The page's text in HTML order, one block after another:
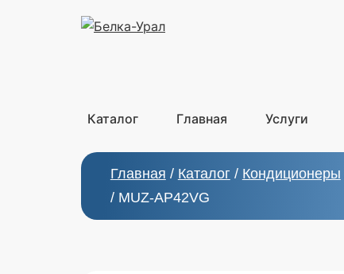
Каталог Главная Услуги
Главная / Каталог / Кондиционеры
/ MUZ-AP42VG